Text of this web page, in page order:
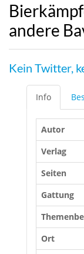
andere
Kein Twitter,
Info
Autor
Verlag
Seiten
Gattung
Ort